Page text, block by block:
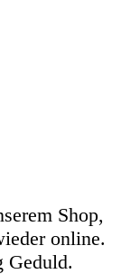
Shop,
online.
Geduld.